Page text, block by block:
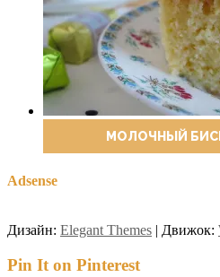
МОЛОЧНЫЙ
Adsense
Дизайн: Elegant Themes | Движок:
Pin It on Pinterest